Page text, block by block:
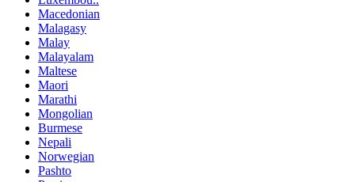
Macedonian
Malagasy
Malay
Malayalam
Maltese
Maori
Marathi
Mongolian
Burmese
Nepali
Norwegian
Pashto